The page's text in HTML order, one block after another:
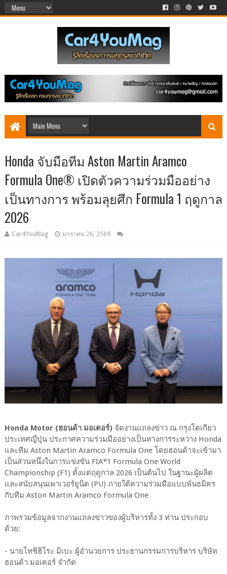
Honda จับมือทีม Aston Martin Aramco
Formula One® เปิดตัวความร่วมมืออย่าง
เป็นทางการ พร้อมลุยศึก Formula 1 ฤดูกาล
2026
Car4YouMag มกราคม 26, 2569
Honda Motor (ฮอนด้า มอเตอร์)จัดงานแถลงข่าว ณ กรุงโตเกียว
ประเทศญี่ปุ่น ประกาศความร่วมมืออย่างเป็นทางการระหว่าง Honda
และทีม Aston Martin Aramco Formula One โดยฮอนด้าจะเข้ามา
เป็นส่วนหนึ่งในการแข่งขัน FIA*1 Formula One World
Championship (F1) ตั้งแต่ฤดูกาล 2026 เป็นต้นไป ในฐานะผู้ผลิต
และสนับสนุนเพาเวอร์ยูนิต (PU) ภายใต้ความร่วมมือแบบพันธมิตร
กับทีม Aston Martin Aramco Formula One
ภาพรวมข้อมูลจากงานแถลงข่าวของผู้บริหารทั้ง 3 ท่าน ประกอบ
ด้วย:
- นายโทชิฮิโระ มิเบะ ผู้อำนวยการ ประธานกรรมการบริหาร บริษัท
ฮอนด้า มอเตอร์ จำกัด